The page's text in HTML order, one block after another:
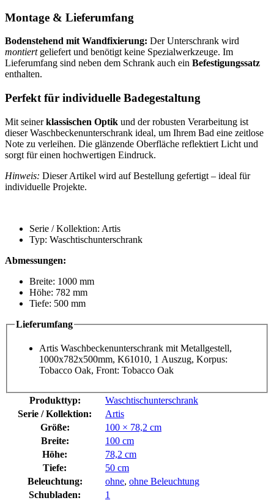
Montage & Lieferumfang
Bodenstehend mit Wandfixierung: Der Unterschrank wird
montiertgeliefert und benötigt keine Spezialwerkzeuge. Im
Lieferumfang sind neben dem Schrank auch ein Befestigungssatz
enthalten.
Perfekt für individuelle Badegestaltung
Mit seinerklassischen Optik und der robusten Verarbeitung ist
dieser Waschbeckenunterschrank ideal, um Ihrem Bad eine zeitlose
Note zu verleihen. Die glänzende Oberfläche reflektiert Licht und
sorgt für einen hochwertigen Eindruck.
Hinweis: Dieser Artikel wird auf Bestellung gefertigt – ideal für
individuelle Projekte.
Serie / Kollektion: Artis
Typ: Waschtischunterschrank
Abmessungen:
Breite: 1000 mm
Höhe: 782 mm
Tiefe: 500 mm
Lieferumfang
Artis Waschbeckenunterschrank mit Metallgestell,
1000x782x500mm, K61010, 1 Auszug, Korpus:
Tobacco Oak, Front: Tobacco Oak
Produkttyp:
Waschtischunterschrank
Serie / Kollektion:
Artis
Größe:
100 × 78,2 cm
Breite:
100 cm
Höhe:
78,2 cm
Tiefe:
50 cm
Beleuchtung:
ohne, ohne Beleuchtung
Schubladen:
1